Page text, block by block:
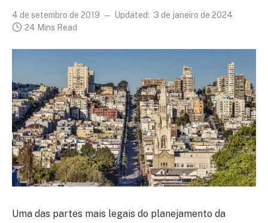
4 de setembro de 2019 Updated: 3 de janeiro de 2024
24 Mins Read
Uma das partes mais legais do planejamento da